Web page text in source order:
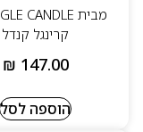
קרינגל קנדל
₪ 147.00
הוספה לסל